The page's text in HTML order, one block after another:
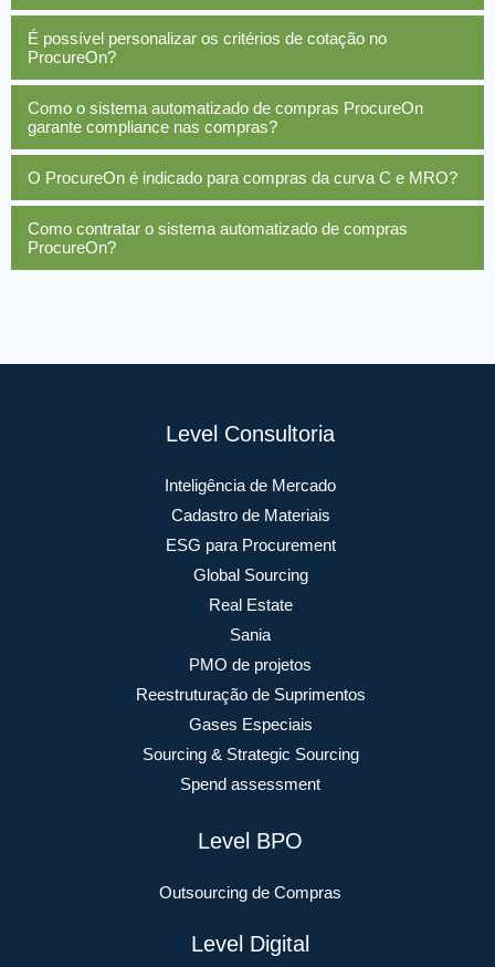
É possível personalizar os critérios de cotação no
ProcureOn?
Como o sistema automatizado de compras ProcureOn
garante compliance nas compras?
O ProcureOn é indicado para compras da curva C e MRO?
Como contratar o sistema automatizado de compras
ProcureOn?
Level Consultoria
Inteligência de Mercado
Cadastro de Materiais
ESG para Procurement
Global Sourcing
Real Estate
Sania
PMO de projetos
Reestruturação de Suprimentos
Gases Especiais
Sourcing & Strategic Sourcing
Spend assessment
Level BPO
Outsourcing de Compras
Level Digital